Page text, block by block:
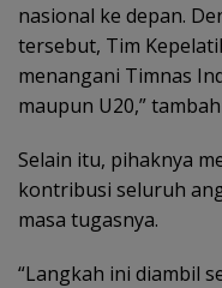
nasional ke depan.
tersebut, Tim
menangani Timnas
maupun U20,”
Selain itu, pihaknya
kontribusi seluruh
masa tugasnya.
“Langkah ini diambil